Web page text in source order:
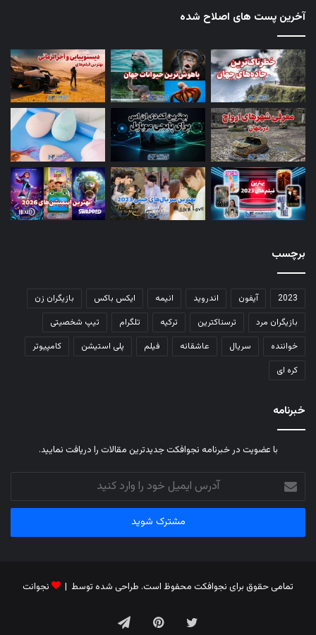
آخرین پست های اصلاح شده
برچسب
2023 آیفون اندروید انیمه ایکس باکس
بازیگران زن
بازیگران مرد
ترسناکترین ترکیه تلگرام
تیپ شخصیتی
خواننده
سریال عاشقانه فیلم پلی استیشن
کامپیوتر
کره ای
خبرنامه
با عضویت در خبرنامه نجوافکت جدیدترین مقالات را دریافت نمایید.
آدرس
ایمیل
خود
وارد
تمامی حقوق برای نجوافکت محفوظ است. طراحی شده توسط | نجوانت
توییتر ‫پین‌ترست